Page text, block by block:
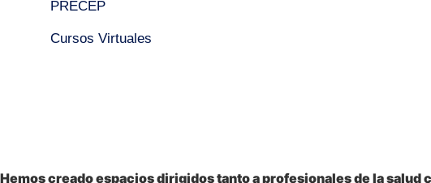
PRECEP
Cursos Virtuales
Hemos creado espacios dirigidos tanto a profesionales de la